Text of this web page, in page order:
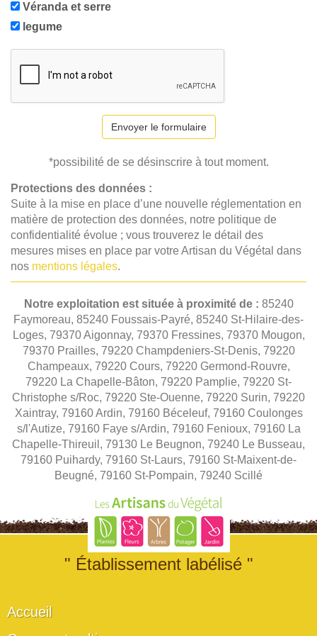
Véranda et serre
legume
Envoyer le formulaire
*possibilité de se désinscrire à tout moment.
Protections des données :
Suite à la mise en place d’une nouvelle réglementation en
matière de protection des données, notre politique de
confidentialité évolue ; vous trouverez le détail des
mesures mises en place par votre Artisan du Végétal dans
nos mentions légales.
Notre exploitation est située à proximité de : 85240
Faymoreau, 85240 Foussais-Payré, 85240 St-Hilaire-des-
Loges, 79370 Aigonnay, 79370 Fressines, 79370 Mougon,
79370 Prailles, 79220 Champdeniers-St-Denis, 79220
Champeaux, 79220 Cours, 79220 Germond-Rouvre,
79220 La Chapelle-Bâton, 79220 Pamplie, 79220 St-
Christophe s/Roc, 79220 Ste-Ouenne, 79220 Surin, 79220
Xaintray, 79160 Ardin, 79160 Béceleuf, 79160 Coulonges
s/l'Autize, 79160 Faye s/Ardin, 79160 Fenioux, 79160 La
Chapelle-Thireuil, 79130 Le Beugnon, 79240 Le Busseau,
79160 Puihardy, 79160 St-Laurs, 79160 St-Maixent-de-
Beugné, 79160 St-Pompain, 79240 Scillé
" Établissement labélisé "
Accueil